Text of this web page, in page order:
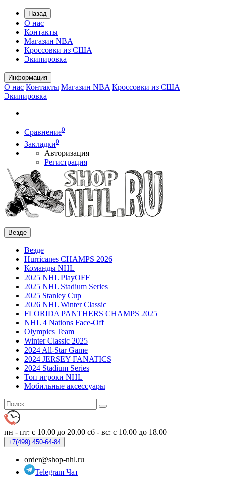
Назад
О нас
Контакты
Магазин NBA
Кроссовки из США
Экипировка
Информация
О нас Контакты Магазин NBA Кроссовки из США
Экипировка
Сравнение0
Закладки0
Авторизация
Регистрация
Везде
Везде
Hurricanes CHAMPS 2026
Команды NHL
2025 NHL PlayOFF
2025 NHL Stadium Series
2025 Stanley Cup
2026 NHL Winter Classic
FLORIDA PANTHERS CHAMPS 2025
NHL 4 Nations Face-Off
Olympics Team
Winter Classic 2025
2024 All-Star Game
2024 JERSEY FANATICS
2024 Stadium Series
Топ игроки NHL
Мобильные аксессуары
пн - пт: с 10.00 до 20.00 сб - вс: с 10.00 до 18.00
+7(499) 450-64-84
order@shop-nhl.ru
Telegram Чат